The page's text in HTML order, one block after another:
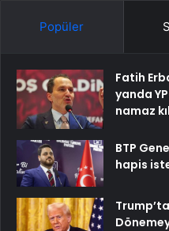
Popüler
Fatih
yanda
namaz
BTP
hapis